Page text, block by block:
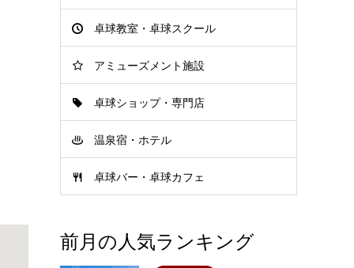
卓球教室・卓球スクール
アミューズメント施設
卓球ショップ・専門店
温泉宿・ホテル
卓球バー・卓球カフェ
前月の人気ランキング